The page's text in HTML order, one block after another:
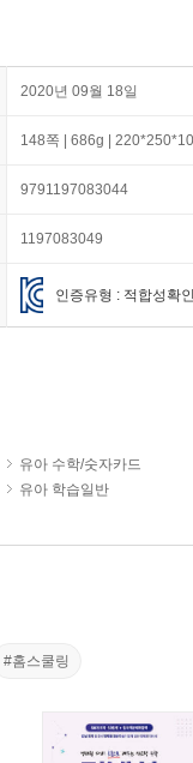
2020년 09월 18일
148쪽 | 686g |
9791197083044
1197083049
인증유형 : 적합성확인
유아 수학/숫자카드
유아 학습일반
#홈스쿨링